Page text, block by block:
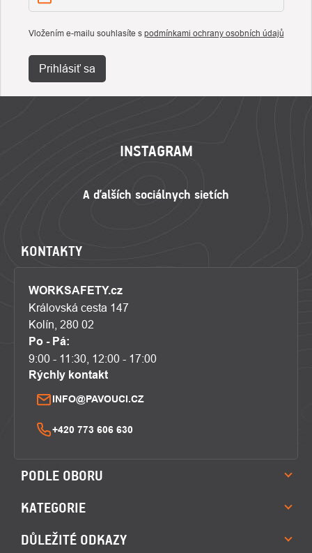
Vložením e-mailu souhlasíte s podmínkami ochrany osobních údajů
Prihlásiť sa
INSTAGRAM
KONTAKTY
WORKSAFETY.cz
Královská cesta 147
Kolín, 280 02
Po - Pá:
9:00 - 11:30, 12:00 - 17:00
Rýchly kontakt
INFO@PAVOUCI.CZ
+420 773 606 630
PODLE OBORU
KATEGORIE
DŮLEŽITÉ ODKAZY